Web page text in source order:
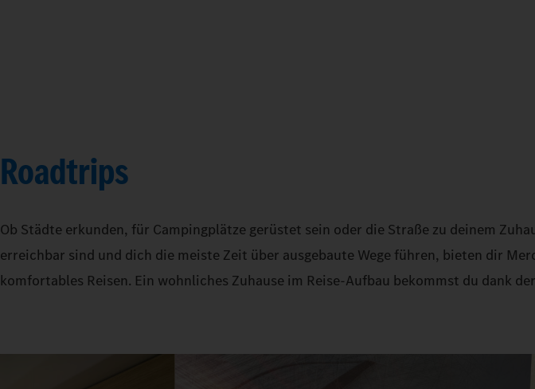
Roadtrips
Ob Städte erkunden, für Campingplätze gerüstet sein oder die Straße zu deinem
erreichbar sind und dich die meiste Zeit über ausgebaute Wege führen, bieten dir
komfortables Reisen. Ein wohnliches Zuhause im Reise-Aufbau bekommst du dank